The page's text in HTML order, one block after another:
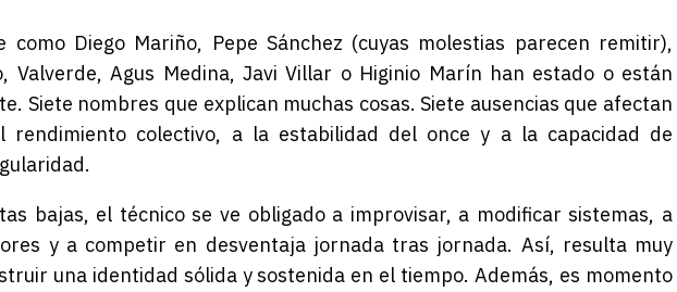
como Diego Mariño, Pepe Sánchez (cuyas molestias parecen remitir),
, Valverde,Agus Medina, Javi Villar o Higinio Marín han estado o están
Siete nombres que explican muchas cosas. Siete ausencias que afectan
rendimiento colectivo, a la estabilidad del once y a la capacidad de
bajas, el técnico se ve obligado a improvisar, a modificar sistemas, a
y a competir en desventaja jornada tras jornada. Así, resulta muy
una identidad sólida y sostenida en el tiempo. Además, es momento